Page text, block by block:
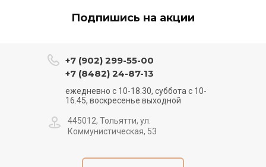
Подпишись на акции
+7 (902) 299-55-00
+7 (8482) 24-87-13
ежедневно с 10-18.30, суббота с 10-
16.45, воскресенье выходной
445012, Тольятти, ул.
Коммунистическая, 53